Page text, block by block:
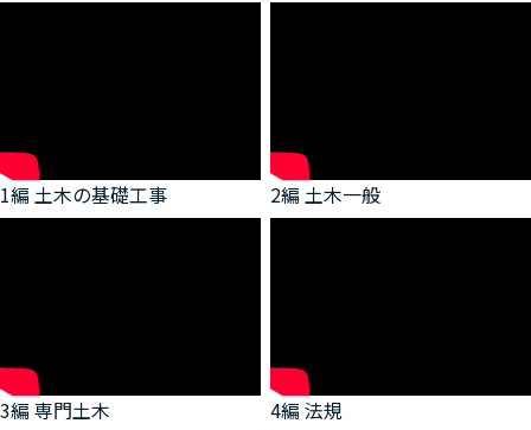
1編 土木の基礎工事 2編 土木一般
3編 専門土木 4編 法規